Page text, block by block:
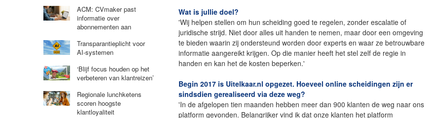
Wat is jullie doel?
'Wij helpen stellen om hun scheiding goed te regelen, zonder escalatie of
juridische strijd. Niet door alles uit handen te nemen, maar door een omgeving
te bieden waarin zij ondersteund worden door experts en waar ze betrouwbare
informatie aangereikt krijgen. Op die manier heeft het stel zelf de regie in
handen en kan het de kosten beperken.'
Begin 2017 is Uitelkaar.nl opgezet. Hoeveel online scheidingen zijn er
sindsdien gerealiseerd via deze weg?
'In de afgelopen tien maanden hebben meer dan 900 klanten de weg naar ons
platform gevonden. Belangrijker vind ik dat onze klanten het platform
ACM: CVmaker past
informatie over
abonnementen aan
Transparantieplicht voor
AI-systemen
‘Blijf focus houden op het
verbeteren van klantreizen’
Regionale lunchketens
scoren hoogste
klantloyaliteit